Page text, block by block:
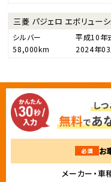
三菱 パジェロ エボリューシ
シルバー 平成10年
58,000km
2024年03
必須
お
メーカー・車